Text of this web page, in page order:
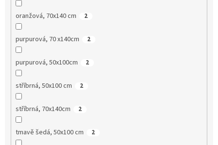
oranžová, 70x140 cm 2
purpurová, 70 x140cm 2
purpurová, 50x100cm 2
stříbrná, 50x100 cm 2
stříbrná, 70x140cm 2
tmavě šedá, 50x100 cm 2